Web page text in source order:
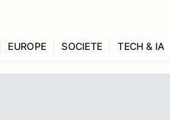
EUROPE SOCIETE TECH & IA